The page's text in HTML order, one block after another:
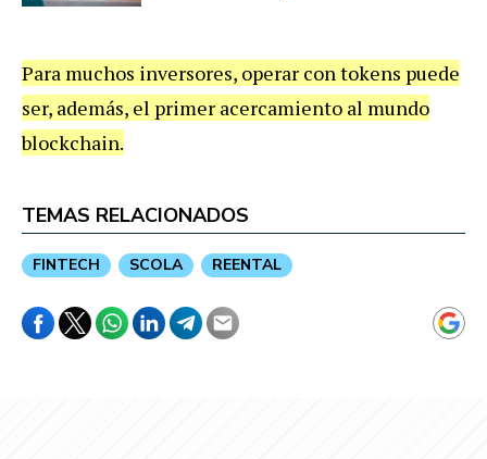
Para muchos inversores, operar con tokens puede
ser, además, el primer acercamiento al mundo
blockchain.
TEMAS RELACIONADOS
FINTECH SCOLA REENTAL